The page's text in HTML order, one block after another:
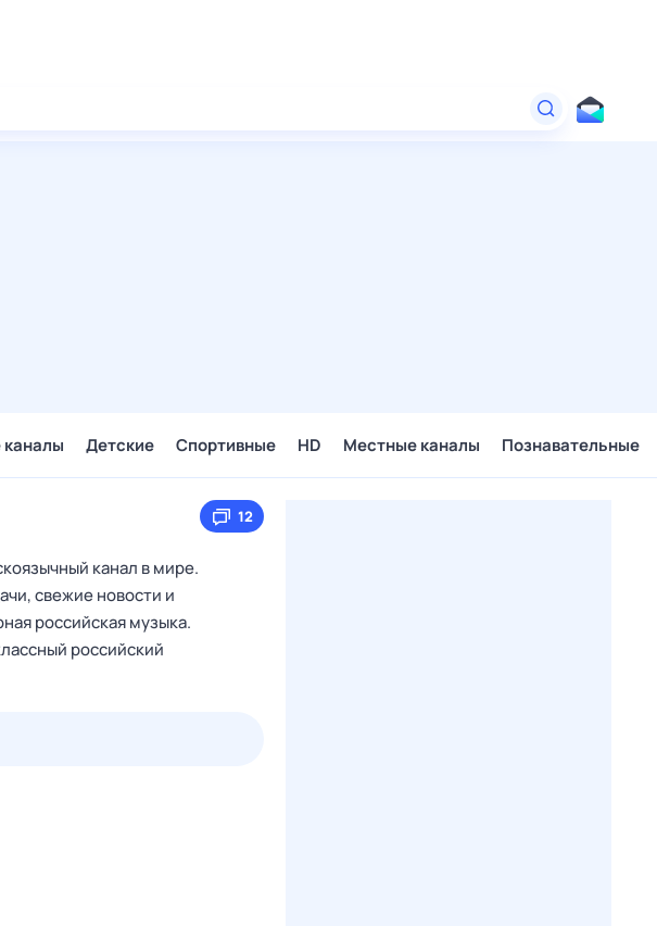
Детские Спортивные HD Местные каналы Познавательные
12
канал в мире.
свежие новости и
российская музыка.
российский